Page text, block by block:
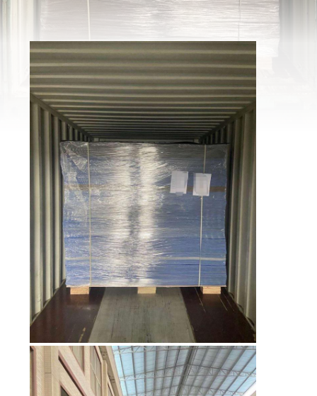
ΠΟΙΟΤΙΚΌΣ
ΈΛΕΓΧΟΣ
ΜΑΣ
ΕΛΆΤΕ
ΕΠΑΦΉ
ΕΙΔΉΣΕΙΣ
ΖΗΤΉΣΤΕ
ΈΝΑ
ΑΠΌΣΠΑΣΜΑ
SITEMAP